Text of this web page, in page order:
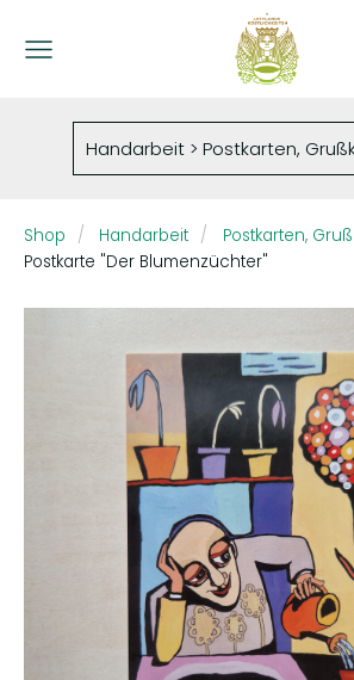
Handarbeit > Postkarten,
Shop Handarbeit
Postkarten,
Postkarte "Der Blumenzüchter"